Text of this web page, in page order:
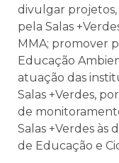
divulgar projetos,
pela Salas
MMA; promover
Educação
atuação das
Salas +Verdes,
de
Salas +Verdes às
de Educação e